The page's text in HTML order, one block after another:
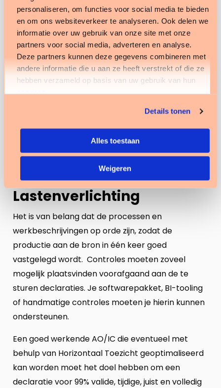
personaliseren, om functies voor social media te bieden
en om ons websiteverkeer te analyseren. Ook delen we
informatie over uw gebruik van onze site met onze
partners voor social media, adverteren en analyse.
Deze partners kunnen deze gegevens combineren met
andere informatie die u aan ze heeft verstrekt of die ze
hebben verzameld op basis van uw gebruik van hun
services.
Details tonen
Alles toestaan
Weigeren
het instapmodel. Dit model geeft inzicht in de
mate waarin een organisatie klaar is voor het
aangaan van dit traject. Het neemt organisaties
mee in de hele optimalisatie; het beschrijven van
een businesscase, het maken van
procesbeschrijvingen, het maken van de
risicoanalyses en invoeren van
Het is raadzaam om deze processen en
werkbeschrijvingen vervolgens jaarlijks te
reviewen en te toetsen aan de veranderende
Lastenverlichting
Het is van belang dat de processen en
werkbeschrijvingen op orde zijn, zodat de
productie aan de bron in één keer goed
vastgelegd wordt. Controles moeten zoveel
mogelijk plaatsvinden voorafgaand aan de te
sturen declaraties. Je softwarepakket, BI-tooling
of handmatige controles moeten je hierin kunnen
ondersteunen.
Een goed werkende AO/IC die eventueel met
behulp van Horizontaal Toezicht geoptimaliseerd
kan worden moet het doel hebben om een
declaratie voor 99% valide, tijdige, juist en volledig